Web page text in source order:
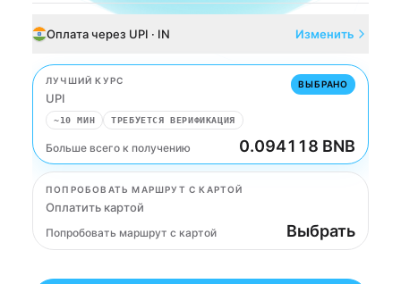
Оплата через UPI · IN Изменить
ЛУЧШИЙ КУРС
UPI
ВЫБРАНО
~10 МИН ТРЕБУЕТСЯ ВЕРИФИКАЦИЯ
Больше всего к получению 0.094118 BNB
UPI
ПОПРОБОВАТЬ МАРШРУТ С КАРТОЙ
Оплатить картой
Попробовать маршрут с картой Выбрать